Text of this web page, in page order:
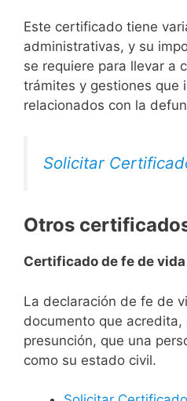
Este certificado tiene
administrativas, y su
se requiere para llevar a
trámites y gestiones que
relacionados con la
Solicitar
Otros
Certificado de fe de
La declaración de fe de
documento que acredita,
presunción, que una
como su estado civil.